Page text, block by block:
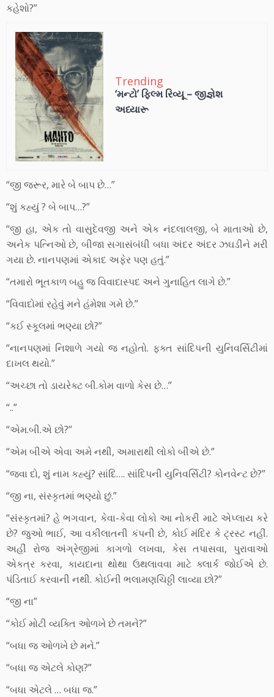
કહેશો?”
Trending
‘મન્ટો’ ફિલ્મ રિવ્યૂ – જીજ્ઞેશ
અધ્યારૂ
“જી જરૂર, મારે બે બાપ છે…”
“શું કહ્યું ? બે બાપ…?”
“જી હા, એક તો વાસુદેવજી અને એક નંદલાલજી, બે માતાઓ છે,
અનેક પત્નિઓ છે, બીજા સગાસંબંધી બધા અંદર અંદર ઝઘડીને મરી
ગયા છે. નાનપણમાં એકાદ અફેર પણ હતું.”
“તમારો ભૂતકાળ બહુ જ વિવાદાસ્પદ અને ગુનાહિત લાગે છે.”
“વિવાદોમાં રહેવું મને હંમેશા ગમે છે.”
“કઈ સ્કૂલમાં ભણ્યા છો?”
“નાનપણમાં નિશાળે ગયો જ નહોતો. ફક્ત સાંદિપની યુનિવર્સિટીમાં
દાખલ થયો.”
“અચ્છા તો ડાયરેક્ટ બી.કોમ વાળો કેસ છે…”
“..”
“એમ.બી.એ છો?”
“એમ બીએ એવા અમે નથી, અમારાથી લોકો બીએ છે.”
“જવા દો, શું નામ કહ્યું? સાંદિ…. સાંદિપની યુનિવર્સિટી? કોનવેન્ટ છે?”
“જી ના, સંસ્કૃતમાં ભણ્યો છું.”
“સંસ્કૃતમાં? હે ભગવાન, કેવા-કેવા લોકો આ નોકરી માટે એપ્લાય કરે
છે? જુઓ ભાઈ, આ વકીલાતની કંપની છે, કોઈ મંદિર કે ટ્રસ્ટ નહીં.
અહીં રોજ અંગ્રેજીમાં કાગળો લખવા, કેસ તપાસવા, પુરાવાઓ
એકત્ર કરવા, કાયદાના થોથા ઉથલાવવા માટે ક્લાર્ક જોઈએ છે.
પંડિતાઈ કરવાની નથી. કોઈની ભલામણચિઠ્ઠી લાવ્યા છો?”
“જી ના”
“કોઈ મોટી વ્યક્તિ ઓળખે છે તમને?”
“બધા જ ઓળખે છે મને.”
“બધા જ એટલે કોણ?”
“બધા એટલે … બધા જ.”